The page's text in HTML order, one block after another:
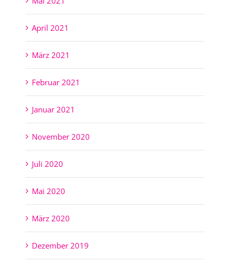
April 2021
März 2021
Februar 2021
Januar 2021
November 2020
Juli 2020
Mai 2020
März 2020
Dezember 2019